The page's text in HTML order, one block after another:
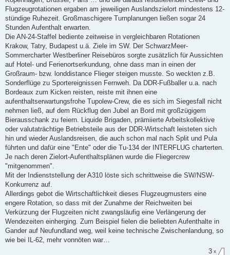
Flugzeugrotationen ergaben am jeweiligen Auslandszielort mindestens 12-
stündige Ruhezeit. Großmaschigere Turnplanungen ließen sogar 24
Stunden Aufenthalt erwarten.
Die AN-24-Staffel bediente zeitweise in vergleichbaren Rotationen
Krakow, Tatry, Budapest u.ä. Ziele im SW. Der SchwarzMeer-
Sommercharter Westberliner Reisebüros sorgte zusätzlich für Aussichten
auf Hotel- und Ferienortserkundung, ohne dass man in einen der
Großraum- bzw. londdistance Flieger steigen musste. So weckten z.B.
Sonderflüge zu Sportereignissen Fernweh. Da DDR-Fußballer u.a. nach
Bordeaux zum Kicken reisten, reiste mit ihnen eine
aufenthaltserwartungsfrohe Tupolew-Crew, die es sich im Siegesfall nicht
nehmen ließ, auf dem Rückflug den Jubel an Bord mit großzügigem
Bierausschank zu feiern. Liquide Brigaden, prämiierte Arbeitskollektive
oder valutaträchtige Betriebsteile aus der DDR-Wirtschaft leisteten sich
hin und wieder Auslandsreisen, die auch schon mal nach Split und Pula
führten und dafür eine "Ente" oder die Tu-134 der INTERFLUG charterten.
Je nach deren Zielort-Aufenthaltsplänen wurde die Fliegercrew
"mitgenommen".
Mit der Indienststellung der A310 löste sich schrittweise die SW/NSW-
Konkurrenz auf.
Allerdings gebot die Wirtschaftlichkeit dieses Flugzeugmusters eine
engere Rotation, so dass mit der Zunahme der Reichweiten bei
Verkürzung der Flugzeiten nicht zwangsläufig eine Verlängerung der
Wendezeiten einherging. Zum Beispiel fielen die beliebten Aufenthalte in
Gander auf Neufundland weg, weil keine technische Zwischenlandung, so
wie bei IL-62, mehr vonnöten war…
3 x